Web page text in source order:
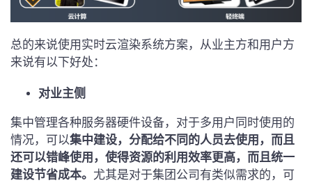
总的来说使用实时云渲染系统方案，从业主方和用户方
来说有以下好处：
对业主侧
集中管理各种服务器硬件设备，对于多用户同时使用的
情况，可以集中建设，分配给不同的人员去使用，而且
还可以错峰使用，使得资源的利用效率更高，而且统一
建设节省成本。 尤其是对于集团公司有类似需求的，可